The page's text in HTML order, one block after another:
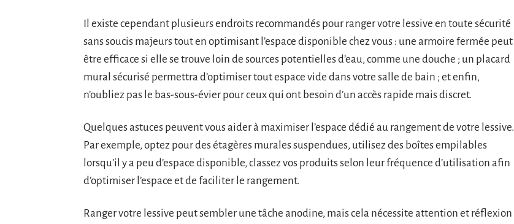
Il existe cependant plusieurs endroits recommandés pour ranger votre lessive en toute sécurité
sans soucis majeurs tout en optimisant l’espace disponible chez vous : une armoire fermée peut
être efficace si elle se trouve loin de sources potentielles d’eau, comme une douche ; un placard
mural sécurisé permettra d’optimiser tout espace vide dans votre salle de bain ; et enfin,
n’oubliez pas le bas-sous-évier pour ceux qui ont besoin d’un accès rapide mais discret.
Quelques astuces peuvent vous aider à maximiser l’espace dédié au rangement de votre lessive.
Par exemple, optez pour des étagères murales suspendues, utilisez des boîtes empilables
lorsqu’il y a peu d’espace disponible, classez vos produits selon leur fréquence d’utilisation afin
d’optimiser l’espace et de faciliter le rangement.
Ranger votre lessive peut sembler une tâche anodine, mais cela nécessite attention et réflexion